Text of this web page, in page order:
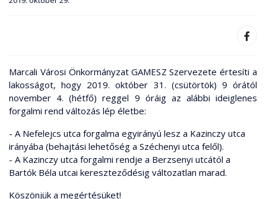
Marcali Városi Önkormányzat GAMESZ Szervezete értesíti a
lakosságot, hogy 2019. október 31. (csütörtök) 9 órától
november 4. (hétfő) reggel 9 óráig az alábbi ideiglenes
forgalmi rend változás lép életbe:
- A Nefelejcs utca forgalma egyirányú lesz a Kazinczy utca
irányába (behajtási lehetőség a Széchenyi utca felől).
- A Kazinczy utca forgalmi rendje a Berzsenyi utcától a
Bartók Béla utcai kereszteződésig változatlan marad.
Köszönjük a megértésüket!